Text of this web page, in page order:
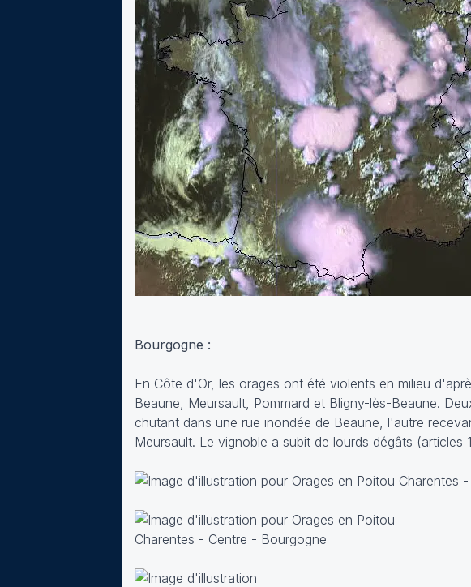
Bourgogne :
En Côte d'Or, les orages ont été violents en milieu
Beaune, Meursault, Pommard et Bligny-lès-Beaune.
chutant dans une rue inondée de Beaune, l'autre
Meursault. Le vignoble a subit de lourds dégâts (articles 1